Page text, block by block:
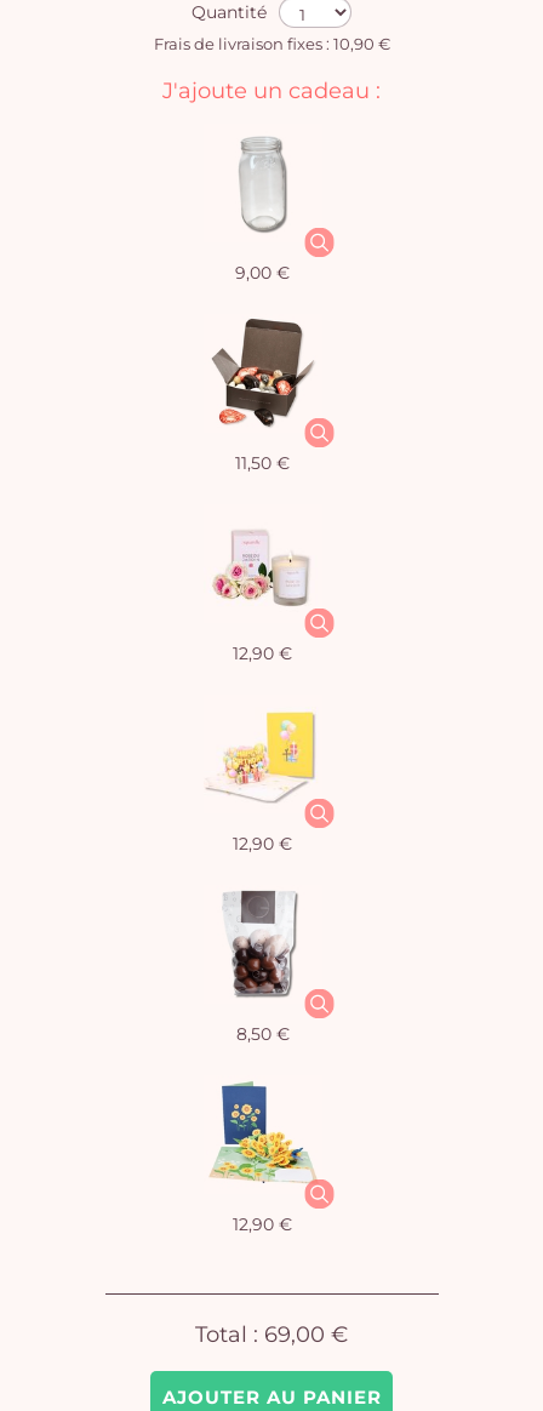
Quantité
Frais de livraison fixes : 10,90 €
AJOUTER AU PANIER
J'ajoute un cadeau :
9,00 €
11,50 €
12,90 €
12,90 €
8,50 €
12,90 €
Total : 69,00 €